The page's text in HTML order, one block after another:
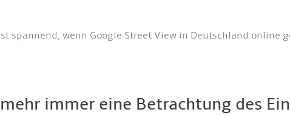
spannend, wenn Google Street View in Deutschland online
immer eine Betrachtung des